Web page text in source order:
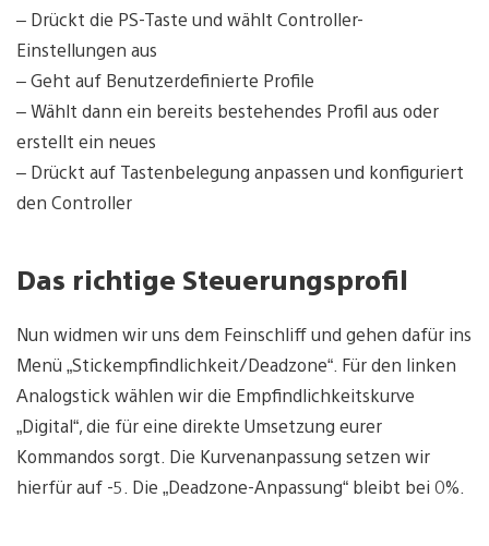
– Drückt die PS-Taste und wählt Controller-
Einstellungen aus
– Geht auf Benutzerdefinierte Profile
– Wählt dann ein bereits bestehendes Profil aus oder
erstellt ein neues
– Drückt auf Tastenbelegung anpassen und konfiguriert
den Controller
Das richtige Steuerungsprofil
Nun widmen wir uns dem Feinschliff und gehen dafür ins
Menü „Stickempfindlichkeit/Deadzone“. Für den linken
Analogstick wählen wir die Empfindlichkeitskurve
„Digital“, die für eine direkte Umsetzung eurer
Kommandos sorgt. Die Kurvenanpassung setzen wir
hierfür auf -5. Die „Deadzone-Anpassung“ bleibt bei 0%.